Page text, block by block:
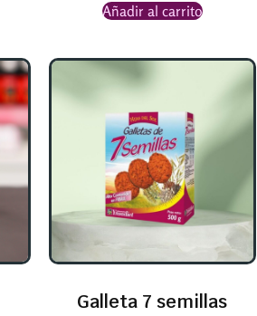
Añadir al carrito
Galleta 7 semillas